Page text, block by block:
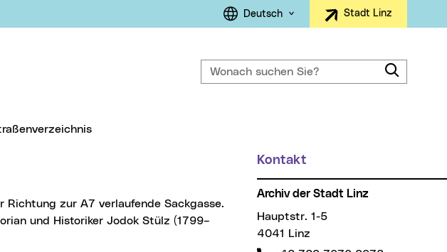
Sprachauswahl
Deutsch Stadt Linz
Wonach suchen Sie?
(aktueller Menüpunkt)
und Historiker Jodok Stülz (1799–
Weitere Informationen
Kontakt
Archiv der Stadt Linz
Hauptstr. 1-5
4041 Linz